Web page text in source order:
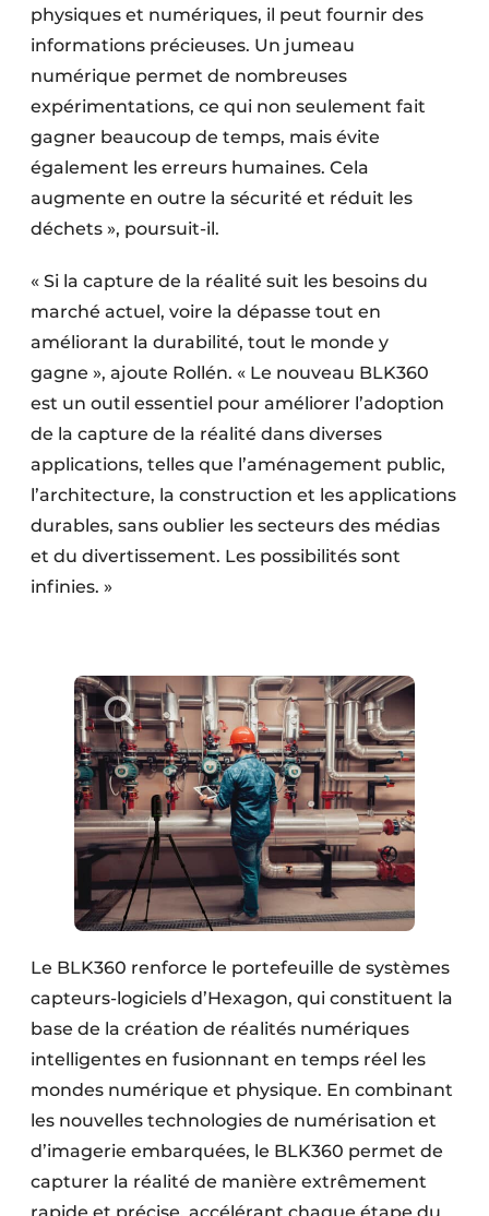
physiques et numériques, il peut fournir des
informations précieuses. Un jumeau
numérique permet de nombreuses
expérimentations, ce qui non seulement fait
gagner beaucoup de temps, mais évite
également les erreurs humaines. Cela
augmente en outre la sécurité et réduit les
déchets », poursuit-il.
« Si la capture de la réalité suit les besoins du
marché actuel, voire la dépasse tout en
améliorant la durabilité, tout le monde y
gagne », ajoute Rollén. « Le nouveau BLK360
est un outil essentiel pour améliorer l’adoption
de la capture de la réalité dans diverses
applications, telles que l’aménagement public,
l’architecture, la construction et les applications
durables, sans oublier les secteurs des médias
et du divertissement. Les possibilités sont
infinies. »
Le BLK360 renforce le portefeuille de systèmes
capteurs-logiciels d’Hexagon, qui constituent la
base de la création de réalités numériques
intelligentes en fusionnant en temps réel les
mondes numérique et physique. En combinant
les nouvelles technologies de numérisation et
d’imagerie embarquées, le BLK360 permet de
capturer la réalité de manière extrêmement